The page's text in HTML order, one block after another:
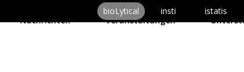
bioLytical insti istatis
Produkte
Über uns
Nachrichten
Veranstaltungen